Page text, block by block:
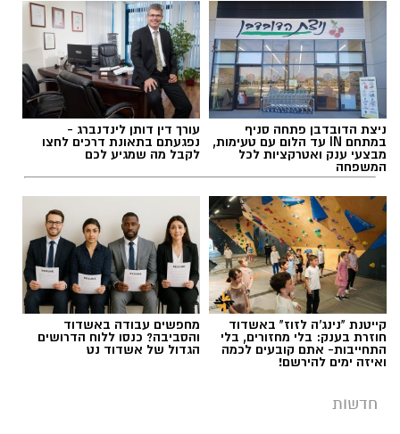
ניצת הדובדבן פתחה סניף
במתחם IN עד הלום עם טעימות,
מבצעי ענק ואטרקציות לכל
המשפחה
עורך דין דותן לינדנברג -
נפגעתם בתאונת דרכים לחצו
לקבל מה שמגיע לכם
קייטנת "נינג'ה לזוז" באשדוד
חוזרת בענק: בלי מחזורים, בלי
התחייבות- אתם קובעים לכמה
ואיזה ימים להירשם!
מחפשים עבודה באשדוד
והסביבה? כנסו ללוח הדרושים
הגדול של אשדוד נט
חדשות